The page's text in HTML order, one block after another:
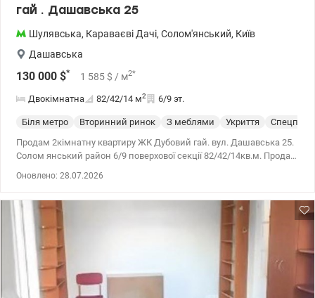
гай . Дашавська 25
Шулявська, Караваєві Дачі, Солом'янський, Київ
Дашавська
130 000 $* 1 585 $ / м2*
Двокімнатна 82/42/14 м2 6/9 эт.
Біля метро Вторинний ринок З меблями Укриття
Продам 2кімнатну квартиру ЖК Дубовий гай. вул. Дашавська 25.
Солом янський район 6/9 поверхової секції 82/42/14кв.м. Продаж
майданчик. Тихе місце. м. Шулявська 15хв пішки. Лінія
швидкісного трамвая - зупинка Індустріальна. Поруч парк КПІ,
басейн, магазини, кафе, ТРЦ Аркадія, Мармелад. Ціна 130000 у.о
Оновлено: 28.07.2026